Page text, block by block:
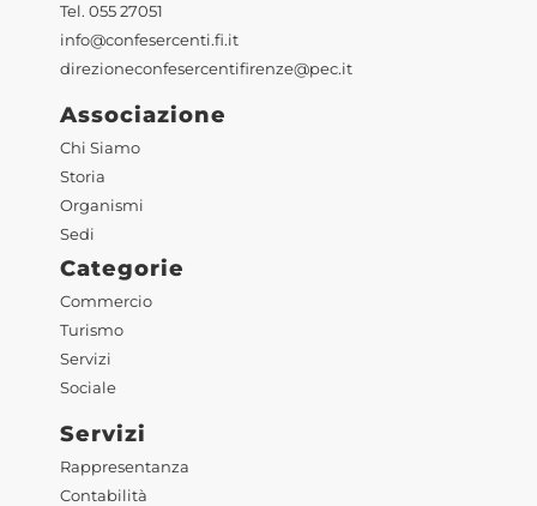
Tel. 055 27051
info@confesercenti.fi.it
direzioneconfesercentifirenze@pec.it
Associazione
Chi Siamo
Storia
Organismi
Sedi
Categorie
Commercio
Turismo
Servizi
Sociale
Servizi
Rappresentanza
Contabilità